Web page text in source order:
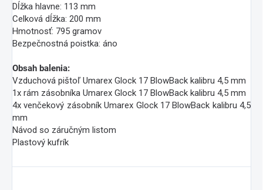
Dĺžka hlavne: 113 mm
Celková dĺžka: 200 mm
Hmotnosť: 795 gramov
Bezpečnostná poistka: áno
Obsah balenia:
Vzduchová pištoľ Umarex Glock 17 BlowBack kalibru 4,5 mm
1x rám zásobníka Umarex Glock 17 BlowBack kalibru 4,5 mm
4x venčekový zásobník Umarex Glock 17 BlowBack kalibru 4,5
mm
Návod so záručným listom
Plastový kufrík